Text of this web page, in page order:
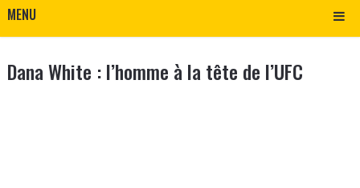
MENU
Dana White : l’homme à la tête de l’UFC